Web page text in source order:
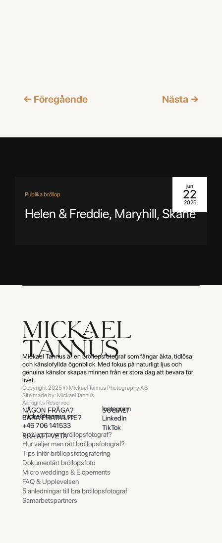
← Föregående Nästa →
jun
22
2025
Publika bröllop
Helen & Freddie, Maryhill, Skåne
Mickael Tannus är en bröllopsfotograf som fångar äkta, tidlösa
och känslofyllda ögonblick. Med fokus på naturligt ljus och
genuina känslor skapas minnen från er stora dag att bevara för
livet.
Copyright 2025 © Mickael Tannus Photography AB
Site made by: Mickael Tannus
All Rights Reserved
NÅGON FRÅGA?
BARA PRATA LITE?
micke@tannus.se
+46 706 141533
SOCIALT
Instagram
LinkedIn
TikTok
BRA ATT VETA
Vad kostar en bröllopsfotograf?
Hur väljer man rätt bröllopsfotograf?
Tips inför bröllopsfotografering
Dokumentärt bröllopsfoto
Micro weddings & Elopements
FAQ & Upplevelsen
5 anledningar till bra bröllopsfotograf
Samarbetspartners